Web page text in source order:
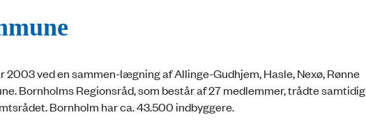
ved en sammen-lægning af Allinge-Gudhjem, Hasle, Nexø, Rønne
Bornholms Regionsråd, som består af 27 medlemmer, trådte samtidig
Bornholm har ca. 43.500 indbyggere.